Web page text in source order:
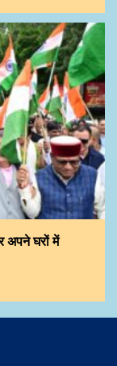
अपने घरों में